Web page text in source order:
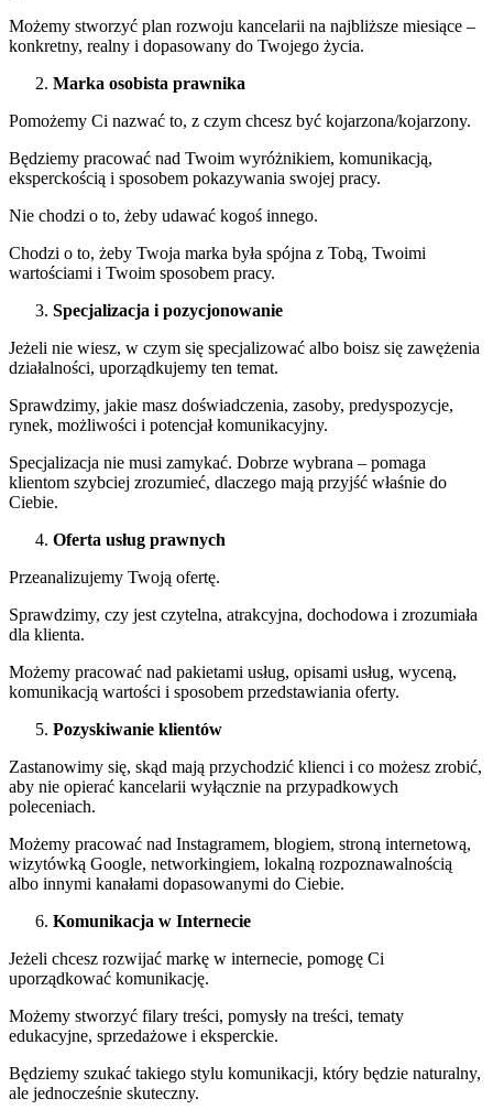
Możemy stworzyć plan rozwoju kancelarii na najbliższe miesiące –
konkretny, realny i dopasowany do Twojego życia.
Marka osobista prawnika
Pomożemy Ci nazwać to, z czym chcesz być kojarzona/kojarzony.
Będziemy pracować nad Twoim wyróżnikiem, komunikacją,
eksperckością i sposobem pokazywania swojej pracy.
Nie chodzi o to, żeby udawać kogoś innego.
Chodzi o to, żeby Twoja marka była spójna z Tobą, Twoimi
wartościami i Twoim sposobem pracy.
Specjalizacja i pozycjonowanie
Jeżeli nie wiesz, w czym się specjalizować albo boisz się zawężenia
działalności, uporządkujemy ten temat.
Sprawdzimy, jakie masz doświadczenia, zasoby, predyspozycje,
rynek, możliwości i potencjał komunikacyjny.
Specjalizacja nie musi zamykać. Dobrze wybrana – pomaga
klientom szybciej zrozumieć, dlaczego mają przyjść właśnie do
Ciebie.
Oferta usług prawnych
Przeanalizujemy Twoją ofertę.
Sprawdzimy, czy jest czytelna, atrakcyjna, dochodowa i zrozumiała
dla klienta.
Możemy pracować nad pakietami usług, opisami usług, wyceną,
komunikacją wartości i sposobem przedstawiania oferty.
Pozyskiwanie klientów
Zastanowimy się, skąd mają przychodzić klienci i co możesz zrobić,
aby nie opierać kancelarii wyłącznie na przypadkowych
poleceniach.
Możemy pracować nad Instagramem, blogiem, stroną internetową,
wizytówką Google, networkingiem, lokalną rozpoznawalnością
albo innymi kanałami dopasowanymi do Ciebie.
Komunikacja w Internecie
Jeżeli chcesz rozwijać markę w internecie, pomogę Ci
uporządkować komunikację.
Możemy stworzyć filary treści, pomysły na treści, tematy
edukacyjne, sprzedażowe i eksperckie.
Będziemy szukać takiego stylu komunikacji, który będzie naturalny,
ale jednocześnie skuteczny.